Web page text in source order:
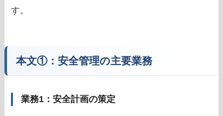
す。
本文①：安全管理の主要業務
業務1：安全計画の策定